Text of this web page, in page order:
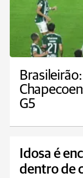
G5
Idosa é
dentro de